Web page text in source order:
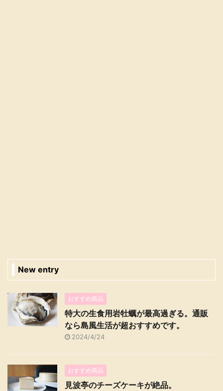
New entry
おすすめ商品
特大の生食用岩牡蠣が最高過ぎる。通販
なら島風生活が超おすすめです。
2024/4/24
おすすめ商品
見波亭のチーズケーキが絶品。